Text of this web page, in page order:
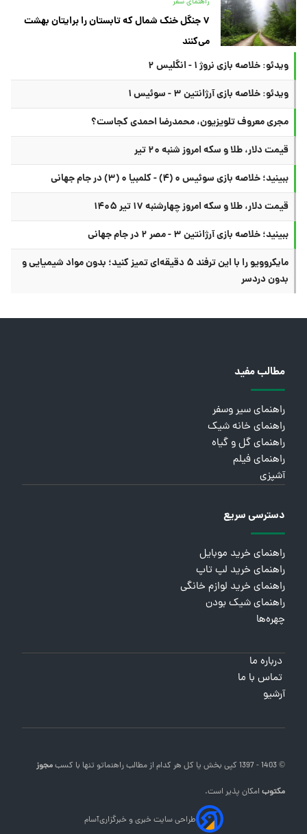
راهنمای سفر
۷ جنگل خنک شمال که تابستان را برایتان بهشت
می‌کنند
ویدئو: خلاصه بازی نروژ ۱ - انگلیس ۲
ویدئو: خلاصه بازی آرژانتین ۳ - سوئیس ۱
مجری معروف تلویزیون، محمدرضا احمدی کجاست؟
قیمت دلار، طلا و سکه امروز شنبه ۲۰ تیر
ببینید؛ خلاصه بازی سوئیس ۰ (۴) - کلمبیا ۰ (۳) در جام جهانی
قیمت دلار، طلا و سکه امروز چهارشنبه ۱۷ تیر ۱۴۰۵
ببینید؛ خلاصه بازی آرژانتین ۳ - مصر ۲ در جام جهانی
مایکروویو را با این ترفند ۵ دقیقه‌ای تمیز کنید؛ بدون مواد شیمیایی و
بدون دردسر
مطالب مفید
راهنمای سیر وسفر
راهنمای خانه شیک
راهنمای گل و گیاه
راهنمای فیلم
آشپزی
دسترسی سریع
راهنمای خرید موبایل
راهنمای خرید لپ تاپ
راهنمای خرید لوازم خانگی
راهنمای شیک بودن
چهره‌ها
درباره ما
تماس با ما
آرشیو
© 1403 - 1397 کپی بخش یا کل هر کدام از مطالب راهنماتو تنها با کسبمجوز
مکتوبامکان پذیر است.
طراحی سایت خبری و خبرگزاریآسام